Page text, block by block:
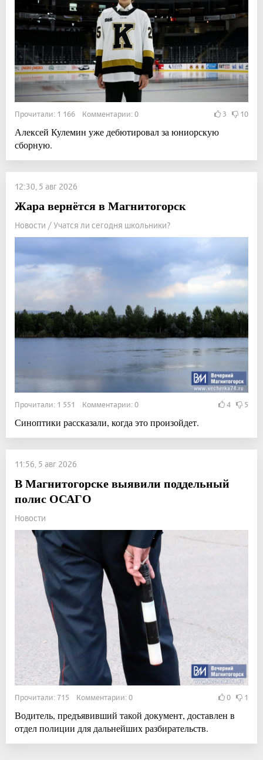
Прочитали: 1 166 Комментарии: 0 3 10
Алексей Кулемин уже дебютировал за юниорскую
сборную.
12:30, 5 авг 2026
Жара вернётся в Магнитогорск
Новости / Учатся ли сегодня школьники?
Прочитали: 1 551 Комментарии: 0 4 5
Синоптики рассказали, когда это произойдет.
11:56, 5 авг 2026
В Магнитогорске выявили поддельный
полис ОСАГО
Новости
Прочитали: 715 Комментарии: 0 0 1
Водитель, предъявивший такой документ, доставлен в
отдел полиции для дальнейших разбирательств.